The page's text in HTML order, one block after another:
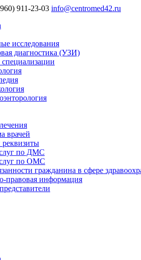
911-23-03 info@centromed42.ru
исследования
диагностика (УЗИ)
врачей
по ДМС
по ОМС
гражданина в сфере
правовая информация